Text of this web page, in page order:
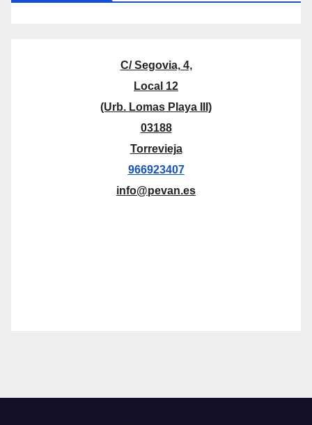
C/ Segovia, 4,
Local 12
(Urb. Lomas Playa III)
03188
Torrevieja
966923407
info@pevan.es